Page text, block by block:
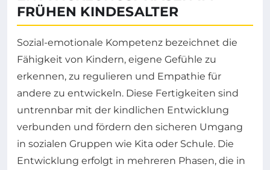
FRÜHEN KINDESALTER
Sozial-emotionale Kompetenz bezeichnet die
Fähigkeit von Kindern, eigene Gefühle zu
erkennen, zu regulieren und Empathie für
andere zu entwickeln. Diese Fertigkeiten sind
untrennbar mit der kindlichen Entwicklung
verbunden und fördern den sicheren Umgang
in sozialen Gruppen wie Kita oder Schule. Die
Entwicklung erfolgt in mehreren Phasen, die in